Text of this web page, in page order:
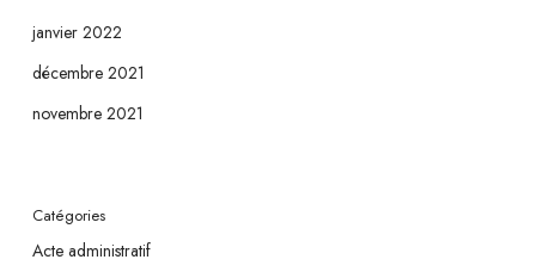
janvier 2022
décembre 2021
novembre 2021
Catégories
Acte administratif